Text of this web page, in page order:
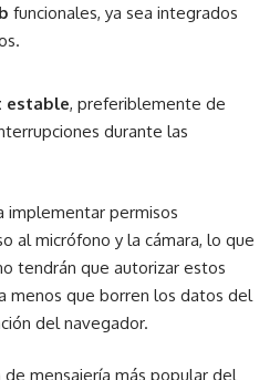
funcionales, ya sea integrados
estable, preferiblemente de
durante las
implementar permisos
al micrófono y la cámara, lo que
tendrán que autorizar estos
menos que borren los datos del
del navegador.